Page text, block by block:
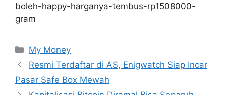
boleh-happy-harganya-tembus-rp1508000-
gram
Kategori
My Money
Resmi Terdaftar di AS, Enigwatch Siap Incar
Pasar Safe Box Mewah